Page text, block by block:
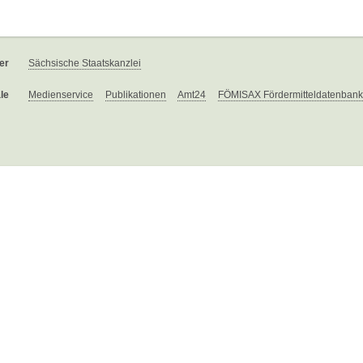
Sächsische Staatskanzlei
Medienservice Publikationen Amt24 FÖMISAX Fördermitteldatenbank